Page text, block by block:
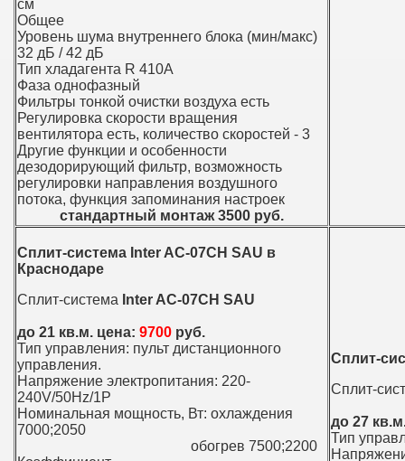
см
Общее
Уровень шума внутреннего блока (мин/макс)
32 дБ / 42 дБ
Тип хладагента R 410A
Фаза однофазный
Фильтры тонкой очистки воздуха есть
Регулировка скорости вращения
вентилятора есть, количество скоростей - 3
Другие функции и особенности
дезодорирующий фильтр, возможность
регулировки направления воздушного
потока, функция запоминания настроек
стандартный монтаж 3500 руб.
Сплит-система Inter AC-07CH SAU в
Краснодаре
Сплит-система Inter AC-07CH SAU
до 21 кв.м. цена: 9700 руб.
Тип управления: пульт дистанционного
управления.
Напряжение электропитания: 220-
240V/50Hz/1P
Номинальная мощность, Вт: охлаждения
7000;2050
обогрев 7500;2200
Сплит-
Сплит-
до 27
Тип